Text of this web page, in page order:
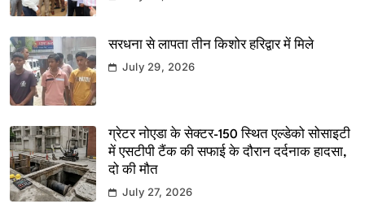
सरधना से लापता तीन किशोर हरिद्वार में मिले
July 29, 2026
ग्रेटर नोएडा के सेक्टर-150 स्थित एल्डेको सोसाइटी
में एसटीपी टैंक की सफाई के दौरान दर्दनाक हादसा,
दो की मौत
July 27, 2026